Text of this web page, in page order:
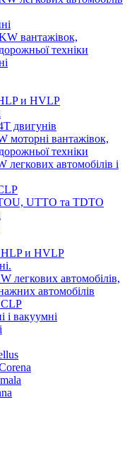
вантажівок,
техніки
HLP и HVLP
двигунів
моторні вантажівок,
техніки
автомобілів і
UTTO та TDTO
HLP и HVLP
легкових автомобілів,
автомобілів
CLP
і вакуумні